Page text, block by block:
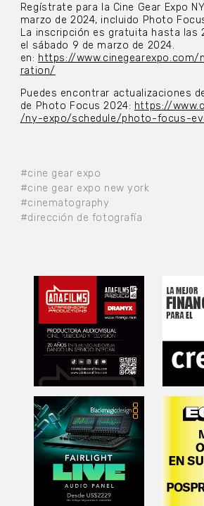
#cine gear expo
#cine gear expo new york
#cinematography
#dirección de fotografía
Regístrate para la Cine Gear Expo
marzo de 2024, incluido Photo
La inscripción es gratuita hasta las
el sábado 9 de marzo de 2024.
en: https://
ration/
Puedes encontrar actualizaciones
de Photo Focus 2024: https://
/ny-expo/schedule/photo-focus-